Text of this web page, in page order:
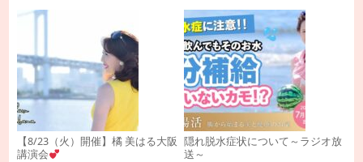
【8/23（火）開催】橘 美はる大阪
講演会
隠れ脱水症状について～ラジオ放
送～